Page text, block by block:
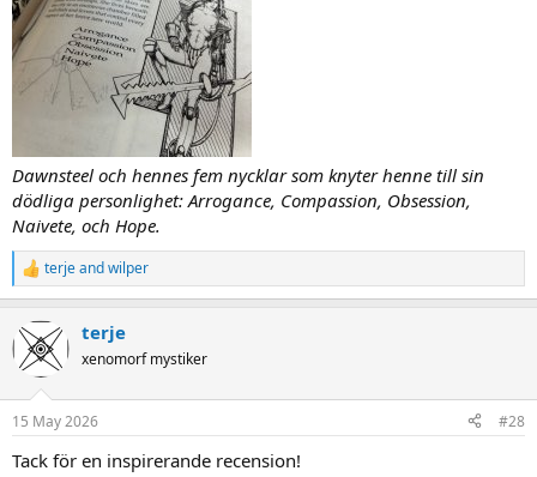
Dawnsteel och hennes fem nycklar som knyter henne till sin
dödliga personlighet: Arrogance, Compassion, Obsession,
Naivete, och Hope.
R
e
c
i
s
terjeandwilper
terje
xenomorf mystiker
15 May 2026 #28
Tack för en inspirerande recension!